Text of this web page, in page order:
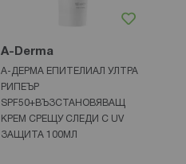
A-Derma
А-ДЕРМА ЕПИТЕЛИАЛ УЛТРА
РИПЕЪР
SPF50+ВЪЗСТАНОВЯВАЩ
КРЕМ СРЕЩУ СЛЕДИ С UV
ЗАЩИТА 100МЛ